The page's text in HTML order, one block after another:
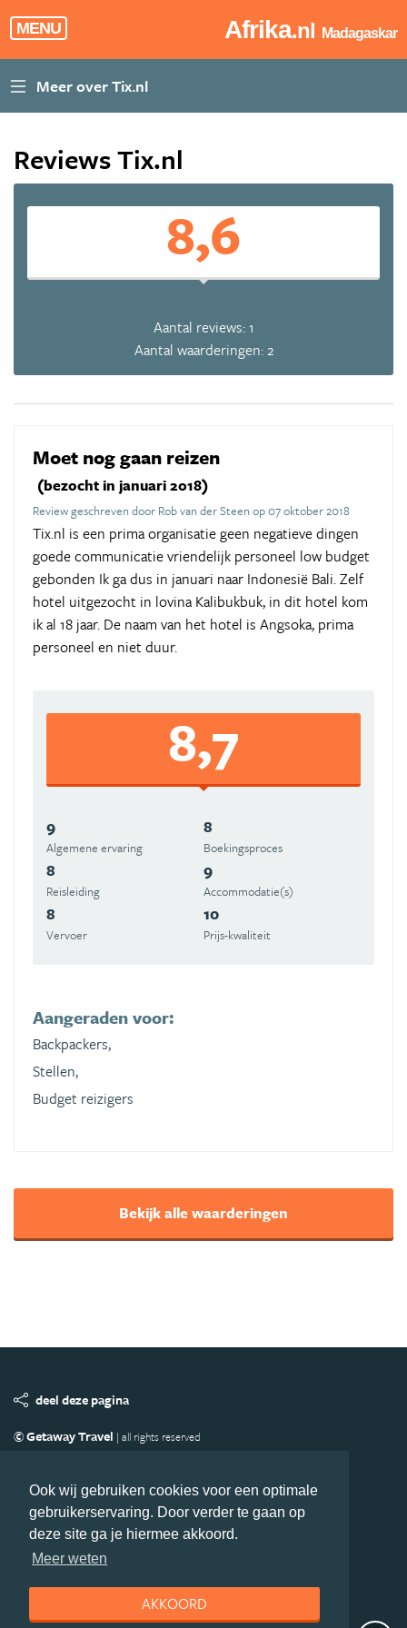
Ook wij gebruiken cookies voor een optimale
gebruikerservaring. Door verder te gaan op
deze site ga je hiermee akkoord.
Meer weten
AKKOORD
MENU Afrika.nl Madagaskar
Reviews Tix.nl
8,6
Aantal reviews: 1
Aantal waarderingen: 2
Moet nog gaan reizen
(bezocht in januari 2018)
Review geschreven door Rob van der Steen op 07 oktober 2018
Tix.nl is een prima organisatie geen negatieve dingen
goede communicatie vriendelijk personeel low budget
gebonden Ik ga dus in januari naar Indonesië Bali. Zelf
hotel uitgezocht in lovina Kalibukbuk, in dit hotel kom
ik al 18 jaar. De naam van het hotel is Angsoka, prima
personeel en niet duur.
8,7
9
Algemene ervaring
8
Boekingsproces
8
Reisleiding
9
Accommodatie(s)
8
Vervoer
10
Prijs-kwaliteit
Aangeraden voor:
Backpackers,
Stellen,
Budget reizigers
Bekijk alle waarderingen
deel deze pagina
© Getaway Travel | all rights reserved
Copyright
Privacy statement Disclaimer
Cookies
Volg Afrika.nl
Nieuwsbrief
Facebook